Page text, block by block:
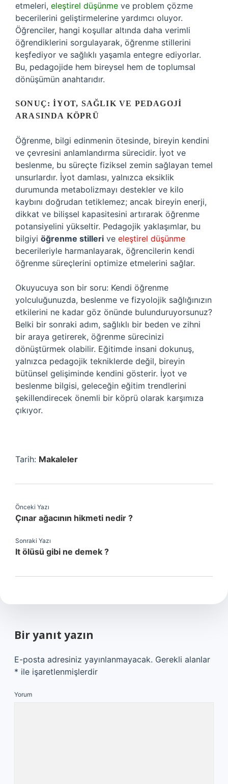
etmeleri, eleştirel düşünme ve problem çözme
becerilerini geliştirmelerine yardımcı oluyor.
Öğrenciler, hangi koşullar altında daha verimli
öğrendiklerini sorgulayarak, öğrenme stillerini
keşfediyor ve sağlıklı yaşamla entegre ediyorlar.
Bu, pedagojide hem bireysel hem de toplumsal
dönüşümün anahtarıdır.
SONUÇ: İYOT, SAĞLIK VE PEDAGOJI
ARASINDA KÖPRÜ
Öğrenme, bilgi edinmenin ötesinde, bireyin kendini
ve çevresini anlamlandırma sürecidir. İyot ve
beslenme, bu süreçte fiziksel zemin sağlayan temel
unsurlardır. İyot damlası, yalnızca eksiklik
durumunda metabolizmayı destekler ve kilo
kaybını doğrudan tetiklemez; ancak bireyin enerji,
dikkat ve bilişsel kapasitesini artırarak öğrenme
potansiyelini yükseltir. Pedagojik yaklaşımlar, bu
bilgiyi öğrenme stilleri ve eleştirel düşünme
becerileriyle harmanlayarak, öğrencilerin kendi
öğrenme süreçlerini optimize etmelerini sağlar.
Okuyucuya son bir soru: Kendi öğrenme
yolculuğunuzda, beslenme ve fizyolojik sağlığınızın
etkilerini ne kadar göz önünde bulunduruyorsunuz?
Belki bir sonraki adım, sağlıklı bir beden ve zihni
bir araya getirerek, öğrenme sürecinizi
dönüştürmek olabilir. Eğitimde insani dokunuş,
yalnızca pedagojik tekniklerde değil, bireyin
bütünsel gelişiminde kendini gösterir. İyot ve
beslenme bilgisi, geleceğin eğitim trendlerini
şekillendirecek önemli bir köprü olarak karşımıza
çıkıyor.
Tarih: Makaleler
Önceki Yazı
Çınar ağacının hikmeti nedir ?
Sonraki Yazı
It ölüsü gibi ne demek ?
Bir yanıt yazın
E-posta adresiniz yayınlanmayacak. Gerekli alanlar
* ile işaretlenmişlerdir
Yorum